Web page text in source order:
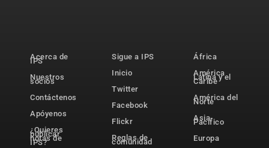
Acerca de
IPS
Nuestros
socios
Contáctenos
Apóyenos
¿Quieres
publicar
notas de
IPS?
Sigue a IPS
Inicio
Twitter
Facebook
Flickr
Reglas de
comunidad
África
América
Latina y el
Caribe
América del
Norte
Asia-
Pacífico
Europa